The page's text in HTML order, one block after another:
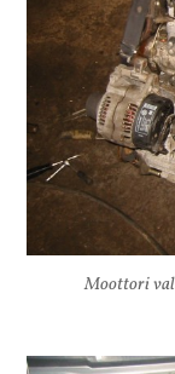
Moottori